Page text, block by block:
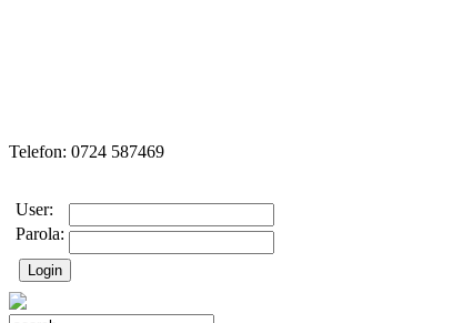
Telefon: 0724 587469
User:
Parola: